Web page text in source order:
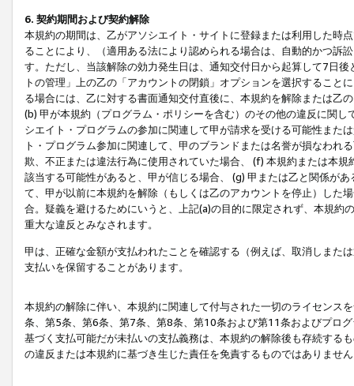
6. 契約期間および契約解除
本規約の期間は、乙がアソシエイト・サイトに登録または利用した時
ることにより、（適用ある法により認められる場合は、自動的かつ訴
す。ただし、当該解除の効力発生日は、通知交付日から起算して7日
トの管理」上の乙の「アカウントの閉鎖」オプションを選択するこ
る場合には、乙に対する書面通知交付直後に、本規約を解除または乙
(b) 甲が本規約（プログラム・ポリシーを含む）のその他の違反に関
シエイト・プログラムの参加に関連して甲が請求を受ける可能性また
ト・プログラム参加に関連して、甲のブランドまたは名誉が損なわれ
欺、不正または違法行為に使用されていた場合、 (f) 本規約または本
該当する可能性があると、甲が信じる場合、 (g) 甲または乙と関係が
て、甲が以前に本規約を解除（もしくは乙のアカウントを停止）した
合。疑義を避けるためにいうと、上記(a)の目的に限定されず、本規
重大な違反とみなされます。
甲は、正確な金額が支払われたことを確認する（例えば、取消しまた
支払いを保留することがあります。
本規約の解除に伴い、本規約に関連して付与された一切のライセンス
条、第5条、第6条、第7条、第8条、第10条および第11条およびプロ
基づく支払可能だが未払いの支払義務は、本規約の解除後も存続する
の違反または本規約に基づき生じた責任を免責するものではありませ